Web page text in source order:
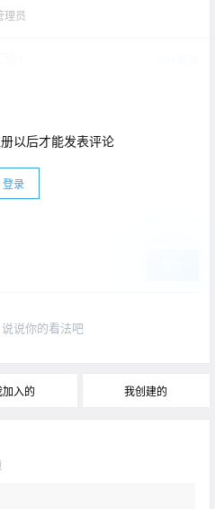
理员
以后才能发表评论
登录
说你的看法吧
加入的 我创建的